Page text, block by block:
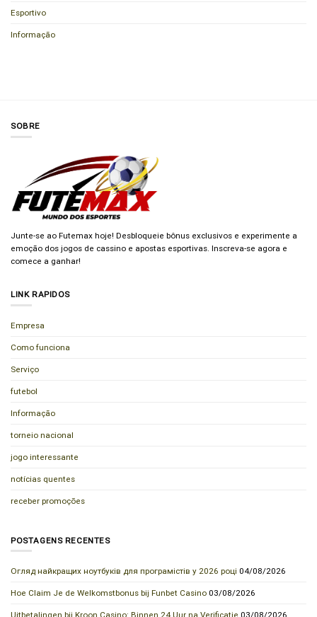
Esportivo
Informação
SOBRE
Junte-se ao Futemax hoje! Desbloqueie bônus exclusivos e experimente a
emoção dos jogos de cassino e apostas esportivas. Inscreva-se agora e
comece a ganhar!
LINK RAPIDOS
Empresa
Como funciona
Serviço
futebol
Informação
torneio nacional
jogo interessante
notícias quentes
receber promoções
POSTAGENS RECENTES
Огляд найкращих ноутбуків для програмістів у 2026 році 04/08/2026
Hoe Claim Je de Welkomstbonus bij Funbet Casino 03/08/2026
Uitbetalingen bij Kroon Casino: Binnen 24 Uur na Verificatie 03/08/2026